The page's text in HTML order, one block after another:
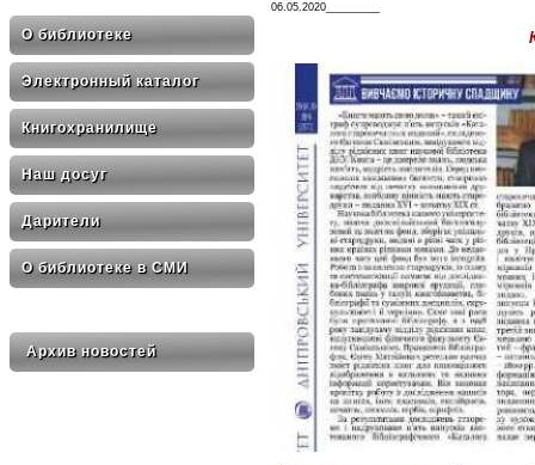
О библиотеке
Электронный каталог
Книгохранилище
Наш досуг
Дарители
О библиотеке в СМИ
Архив новостей
06.05.2020_________